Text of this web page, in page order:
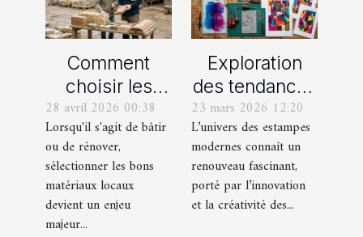
Comment
choisir les
meilleurs
matériaux
locaux pour
votre maison ?
28 avril 2026 00:38
Lorsqu'il s'agit de bâtir
ou de rénover,
sélectionner les bons
matériaux locaux
devient un enjeu
majeur...
Exploration
des tendances
actuelles en
estampes
modernes
23 mars 2026 12:20
L’univers des estampes
modernes connaît un
renouveau fascinant,
porté par l’innovation
et la créativité des...